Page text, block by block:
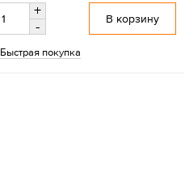
+
-
В корзину
Быстрая покупка